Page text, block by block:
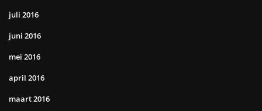
juli 2016
juni 2016
mei 2016
april 2016
maart 2016